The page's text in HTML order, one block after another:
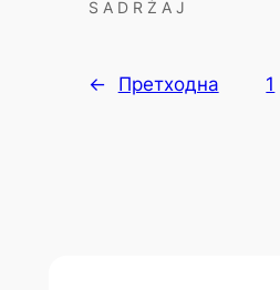
S A D R Ž A J
← Претходна 1